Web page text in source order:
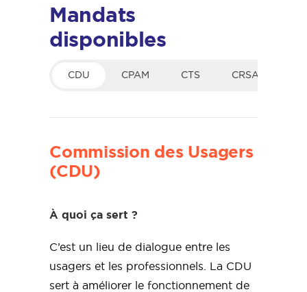
Mandats
disponibles
CDU CPAM CTS CRSA
Commission des Usagers
(CDU)
À quoi ça sert ?
C’est un lieu de dialogue entre les
usagers et les professionnels. La CDU
sert à améliorer le fonctionnement de